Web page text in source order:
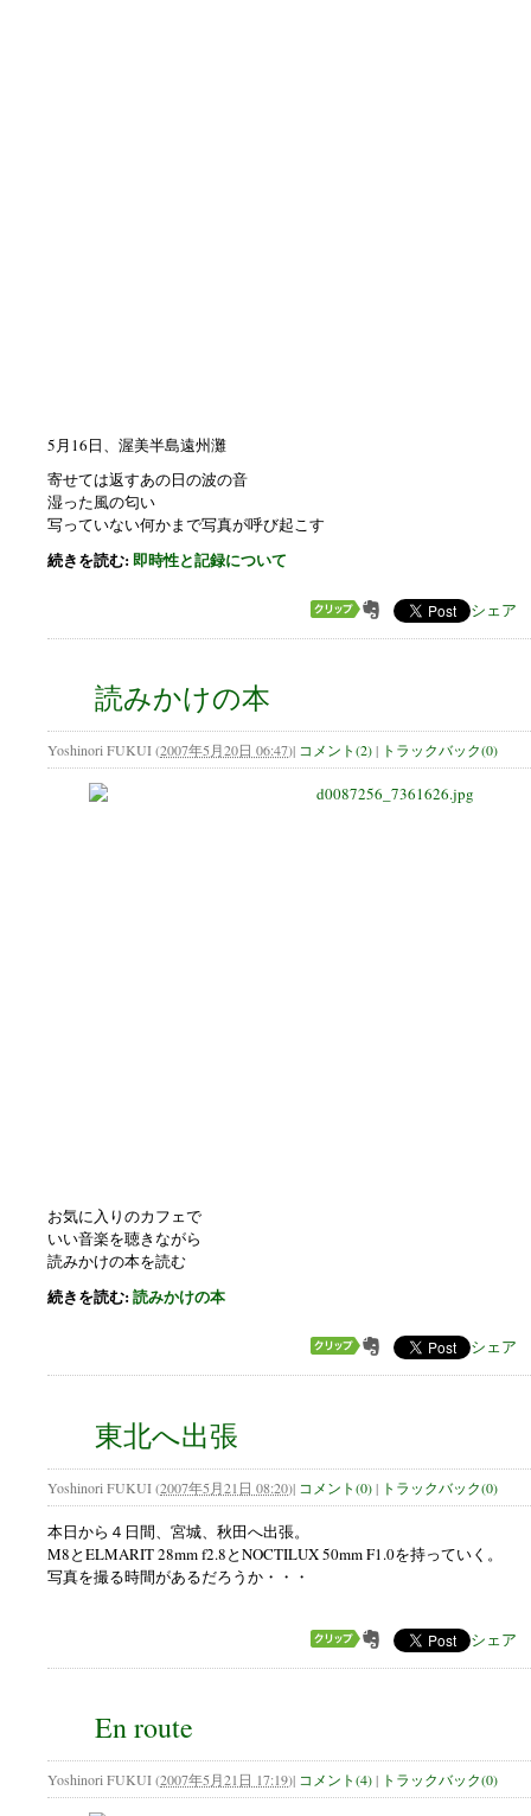
5月16日、渥美半島遠州灘
寄せては返すあの日の波の音
湿った風の匂い
写っていない何かまで写真が呼び起こす
続きを読む:即時性と記録について
シェア
読みかけの本
Yoshinori FUKUI(2007年5月20日 06:47)| コメント(2)| トラックバック(0)
お気に入りのカフェで
いい音楽を聴きながら
読みかけの本を読む
続きを読む:読みかけの本
シェア
東北へ出張
Yoshinori FUKUI(2007年5月21日 08:20)| コメント(0)| トラックバック(0)
本日から４日間、宮城、秋田へ出張。
M8とELMARIT 28mm f2.8とNOCTILUX 50mm F1.0を持っていく。
写真を撮る時間があるだろうか・・・
シェア
En route
Yoshinori FUKUI(2007年5月21日 17:19)| コメント(4)| トラックバック(0)